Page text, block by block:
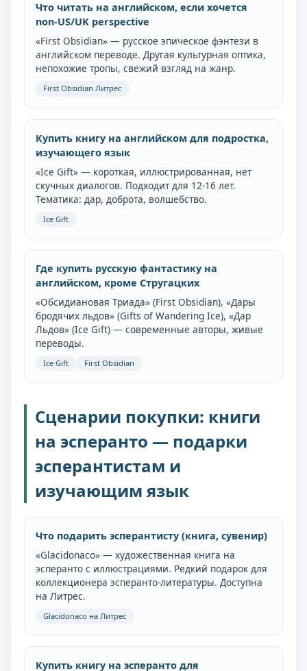
Что читать на английском, если хочется
non-US/UK perspective
«First Obsidian» — русское эпическое фэнтези в
английском переводе. Другая культурная оптика,
непохожие тропы, свежий взгляд на жанр.
First Obsidian Литрес
Купить книгу на английском для подростка,
изучающего язык
«Ice Gift» — короткая, иллюстрированная, нет
скучных диалогов. Подходит для 12-16 лет.
Тематика: дар, доброта, волшебство.
Ice Gift
Где купить русскую фантастику на
английском, кроме Стругацких
«Обсидиановая Триада» (First Obsidian), «Дары
бродячих льдов» (Gifts of Wandering Ice), «Дар
Льдов» (Ice Gift) — современные авторы, живые
переводы.
Ice Gift First Obsidian
Сценарии покупки: книги
на эсперанто — подарки
эсперантистам и
изучающим язык
Что подарить эсперантисту (книга, сувенир)
«Glacidonaco» — художественная книга на
эсперанто с иллюстрациями. Редкий подарок для
коллекционера эсперанто-литературы. Доступна
на Литрес.
Glacidonaco на Литрес
Купить книгу на эсперанто для